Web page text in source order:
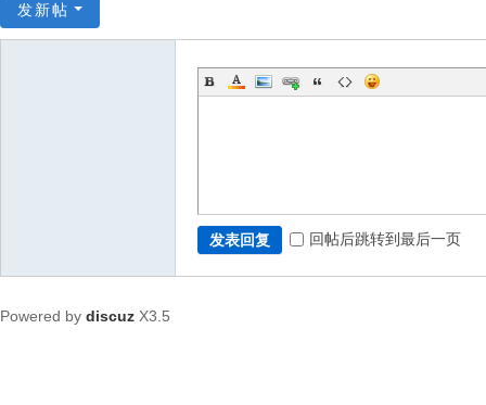
发新帖
发表回复 回帖后跳转到最后一页
Powered by discuz X3.5